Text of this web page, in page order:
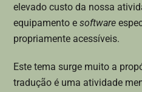
elevado custo da nossa
equipamento e software
propriamente acessíveis.
Este tema surge muito a
tradução é uma atividade